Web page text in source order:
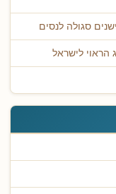
סגולה לנסים
לישראל